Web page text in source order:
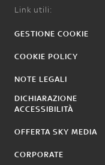
Link utili:
GESTIONE COOKIE
COOKIE POLICY
NOTE LEGALI
DICHIARAZIONE
ACCESSIBILITÀ
OFFERTA SKY MEDIA
CORPORATE